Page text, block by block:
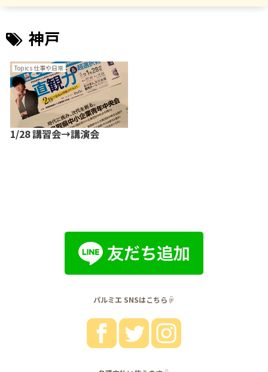
神戸
Topics 仕事や日常
1/28 講習会→講演会
パルミエ SNSはこちら☟